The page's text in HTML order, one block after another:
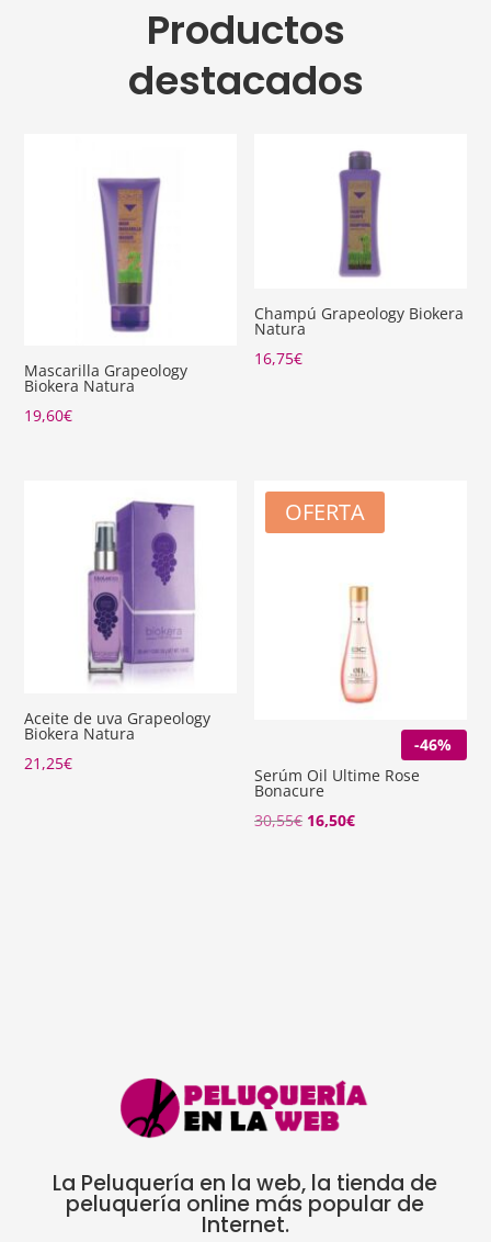
Productos
destacados
Mascarilla Grapeology
Biokera Natura
19,60€
Champú Grapeology Biokera
Natura
16,75€
Aceite de uva Grapeology
Biokera Natura
21,25€
OFERTA
-46%
Serúm Oil Ultime Rose
Bonacure
30,55€ El
16,50€El
La Peluquería en la web, la tienda de
peluquería online más popular de
Internet.